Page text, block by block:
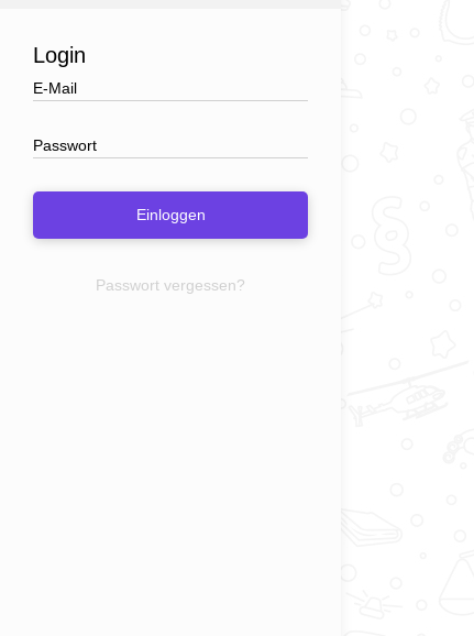
Login
Einloggen
Passwort vergessen?